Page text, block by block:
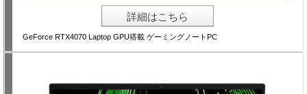
詳細はこちら
GeForce RTX4070 Laptop GPU搭載 ゲーミングノートPC